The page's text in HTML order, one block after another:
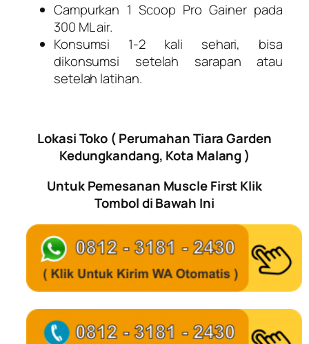
Campurkan 1 Scoop Pro Gainer pada
300 ML air.
Konsumsi 1-2 kali sehari, bisa
dikonsumsi setelah sarapan atau
setelah latihan.
Lokasi Toko ( Perumahan Tiara Garden
Kedungkandang, Kota Malang )
Untuk Pemesanan Muscle First Klik
Tombol di Bawah Ini